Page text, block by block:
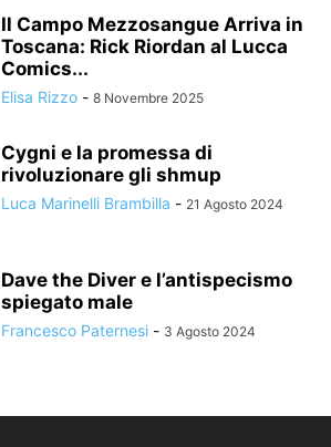
Il Campo Mezzosangue Arriva in
Toscana: Rick Riordan al Lucca
Comics...
Elisa Rizzo - 8 Novembre 2025
Cygni e la promessa di
rivoluzionare gli shmup
Luca Marinelli Brambilla - 21 Agosto 2024
Dave the Diver e l’antispecismo
spiegato male
Francesco Paternesi - 3 Agosto 2024